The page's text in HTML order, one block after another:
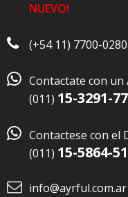
NUEVO!
(+54 11) 7700-
 Contactate con un
(011) 15-3291-
 Contactese con el
(011) 15-5864-
info@ayrful.com.ar